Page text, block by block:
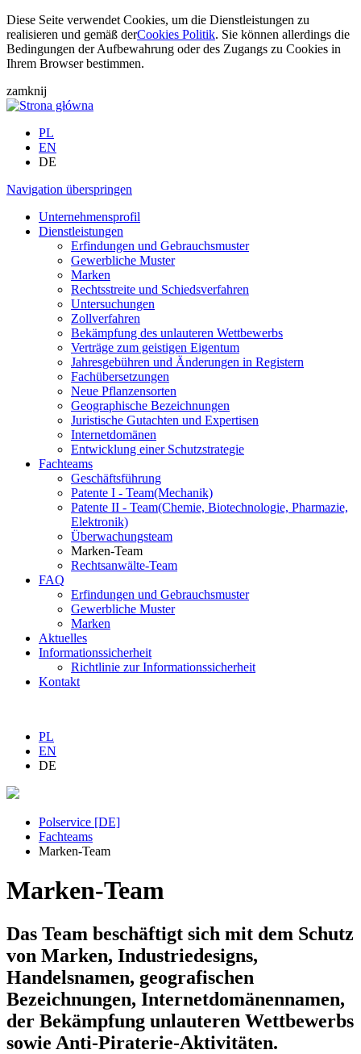
Diese Seite verwendet Cookies, um die Dienstleistungen zu
realisieren und gemäß derCookies Politik. Sie können allerdings die
Bedingungen der Aufbewahrung oder des Zugangs zu Cookies in
Ihrem Browser bestimmen.
zamknij
PL
EN
DE
Navigation überspringen
Unternehmensprofil
Dienstleistungen
Erfindungen und Gebrauchsmuster
Gewerbliche Muster
Marken
Rechtsstreite und Schiedsverfahren
Untersuchungen
Zollverfahren
Bekämpfung des unlauteren Wettbewerbs
Verträge zum geistigen Eigentum
Jahresgebühren und Änderungen in Registern
Fachübersetzungen
Neue Pflanzensorten
Geographische Bezeichnungen
Juristische Gutachten und Expertisen
Internetdomänen
Entwicklung einer Schutzstrategie
Fachteams
Geschäftsführung
Patente I - Team(Mechanik)
Patente II - Team(Chemie, Biotechnologie, Pharmazie,
Elektronik)
Überwachungsteam
Marken-Team
Rechtsanwälte-Team
FAQ
Erfindungen und Gebrauchsmuster
Gewerbliche Muster
Marken
Aktuelles
Informationssicherheit
Richtlinie zur Informationssicherheit
Kontakt
PL
EN
DE
Polservice [DE]
Fachteams
Marken-Team
Marken-Team
Das Team beschäftigt sich mit dem Schutz
von Marken, Industriedesigns,
Handelsnamen, geografischen
Bezeichnungen, Internetdomänennamen,
der Bekämpfung unlauteren Wettbewerbs
sowie Anti-Piraterie-Aktivitäten.